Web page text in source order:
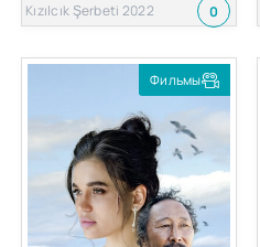
Kızılcık Şerbeti 2022 0
Фильмы